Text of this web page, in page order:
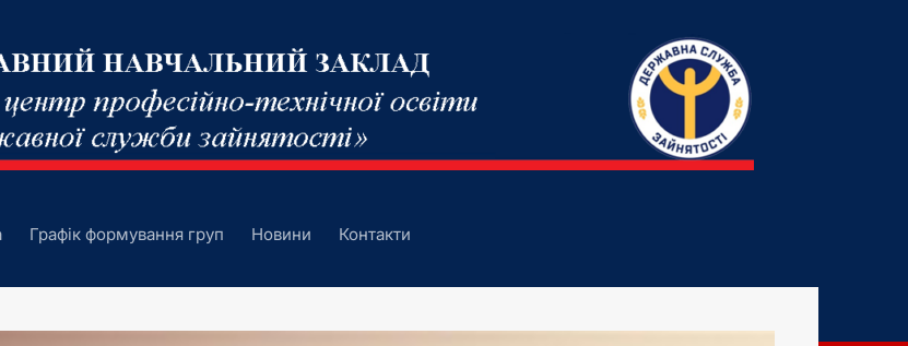
Графік формування груп Новини Контакти